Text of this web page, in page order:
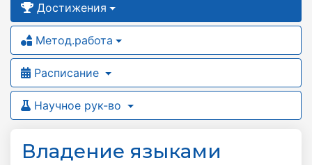
Достижения
Метод.работа
Расписание
Научное рук-во
Владение языками